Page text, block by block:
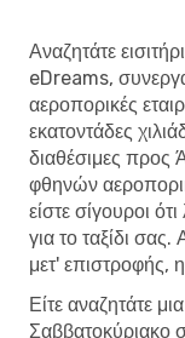
Αναζητάτε
eDreams,
αεροπορικές
εκατοντάδες
διαθέσιμες προς
φθηνών
είστε σίγουροι
για το ταξίδι
μετ' επιστροφής,
Είτε αναζητάτε
Σαββατοκύριακο